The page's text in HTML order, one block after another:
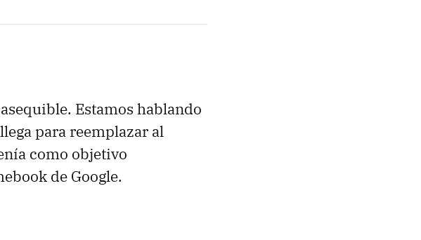
Estamos hablando
para reemplazar al
como objetivo
de Google.